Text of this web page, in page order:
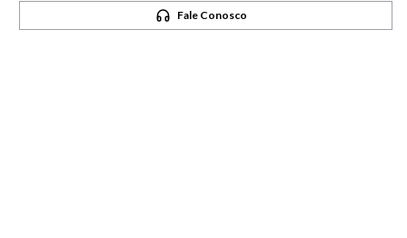
Fale Conosco